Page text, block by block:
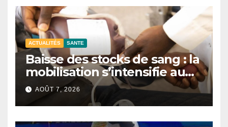
ACTUALITÉS SANTE
Baisse des stocks de sang : la
mobilisation s’intensifie au
CNTS de Dakar.
AOÛT 7, 2026